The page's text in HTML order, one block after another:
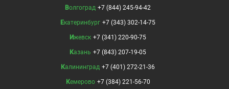
Волгоград +7 (844) 245-94-42
Екатеринбург +7 (343) 302-14-75
Ижевск +7 (341) 220-90-75
Казань +7 (843) 207-19-05
Калининград +7 (401) 272-21-36
Кемерово +7 (384) 221-56-70